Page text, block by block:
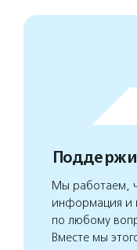
Мы работаем,
информация и
по любому
Вместе мы